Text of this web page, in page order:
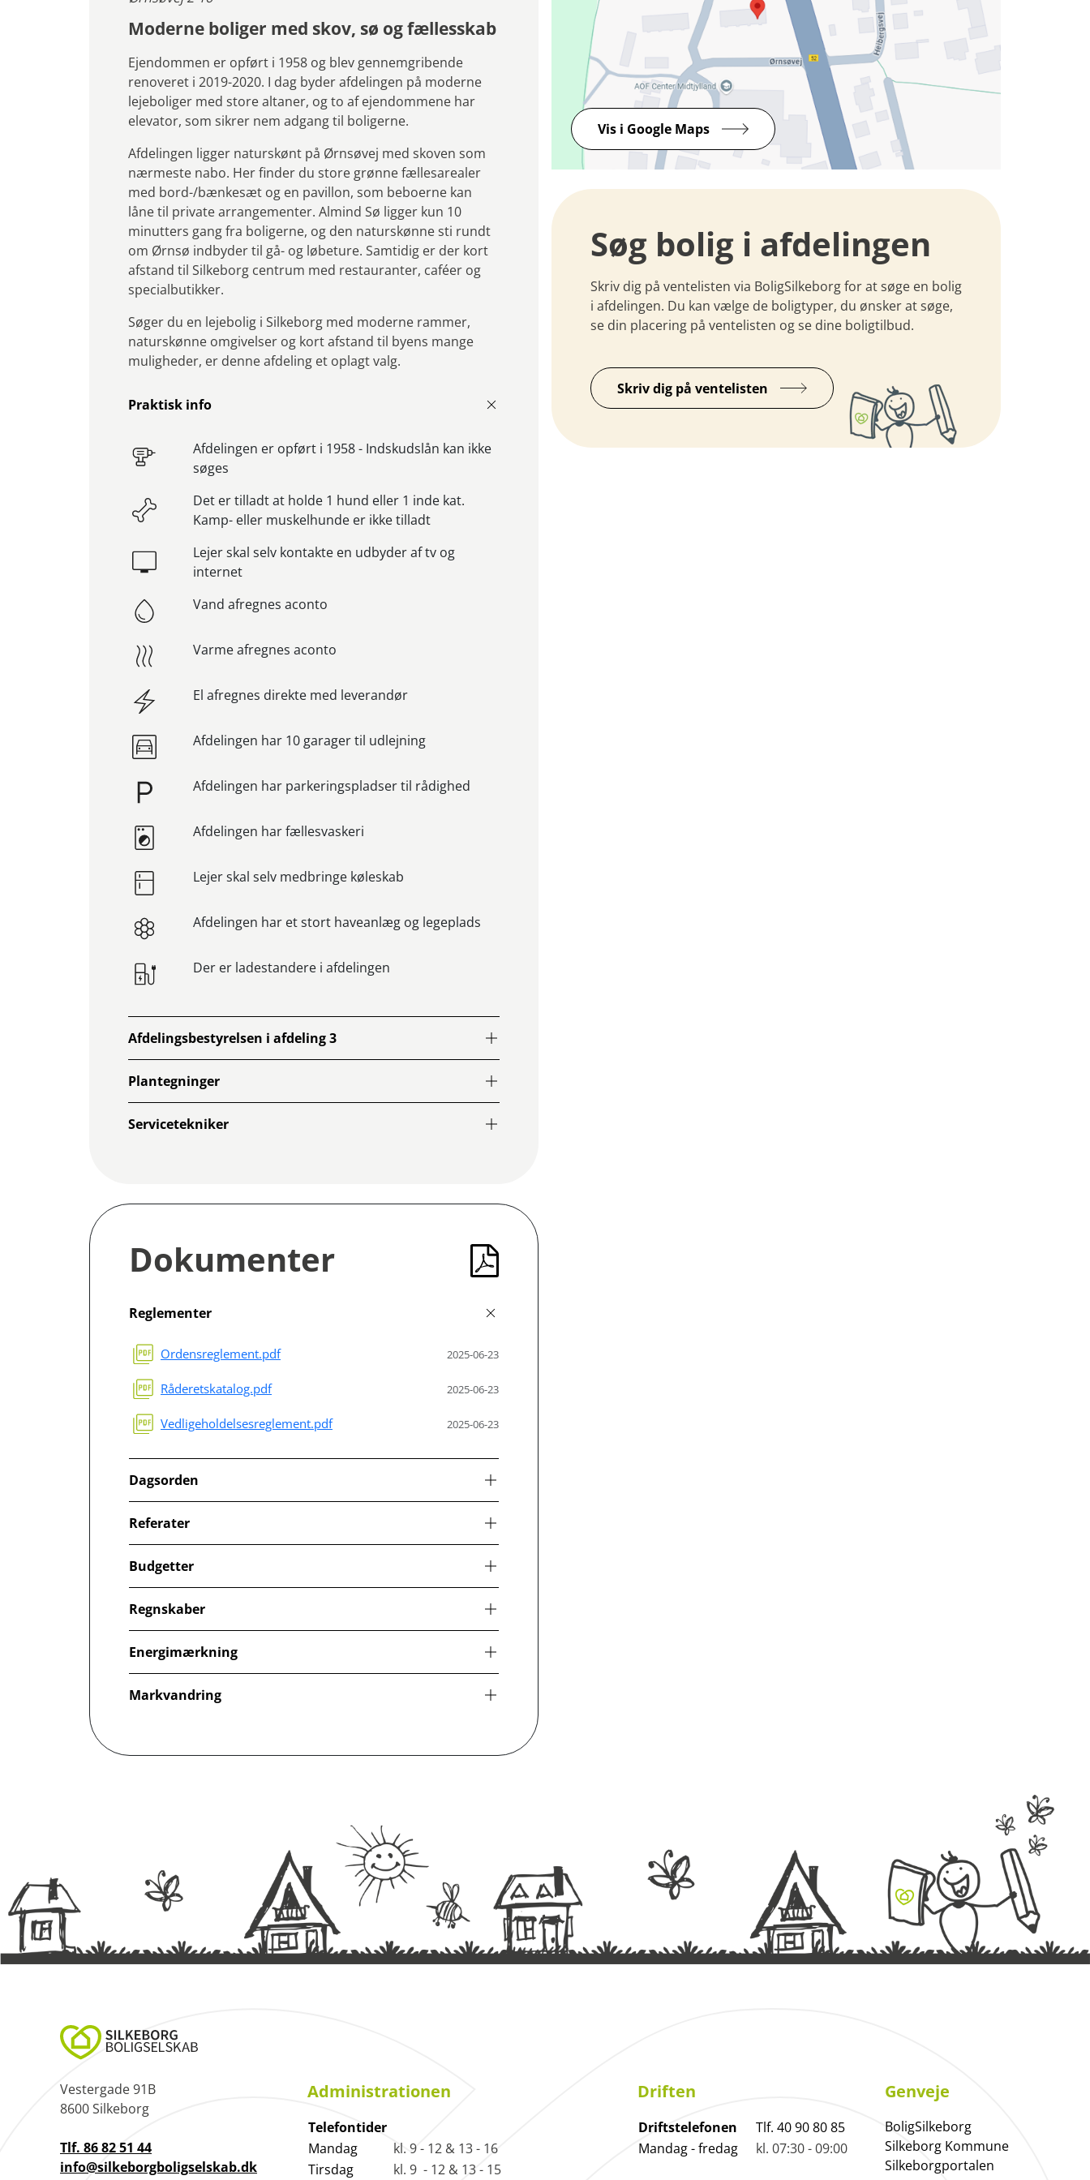
Moderne boliger med skov, sø og fællesskab
Ejendommen er opført i 1958 og blev gennemgribende
renoveret i 2019-2020. I dag byder afdelingen på moderne
lejeboliger med store altaner, og to af ejendommene har
elevator, som sikrer nem adgang til boligerne.
Afdelingen ligger naturskønt på Ørnsøvej med skoven som
nærmeste nabo. Her finder du store grønne fællesarealer
med bord-/bænkesæt og en pavillon, som beboerne kan
låne til private arrangementer. Almind Sø ligger kun 10
minutters gang fra boligerne, og den naturskønne sti rundt
om Ørnsø indbyder til gå- og løbeture. Samtidig er der kort
afstand til Silkeborg centrum med restauranter, caféer og
specialbutikker.
Søger du en lejebolig i Silkeborg med moderne rammer,
naturskønne omgivelser og kort afstand til byens mange
muligheder, er denne afdeling et oplagt valg.
Praktisk info
Afdelingen er opført i 1958 - Indskudslån kan ikke
søges
Det er tilladt at holde 1 hund eller 1 inde kat.
Kamp- eller muskelhunde er ikke tilladt
Lejer skal selv kontakte en udbyder af tv og
internet
Vand afregnes aconto
Varme afregnes aconto
El afregnes direkte med leverandør
Afdelingen har 10 garager til udlejning
Afdelingen har parkeringspladser til rådighed
Afdelingen har fællesvaskeri
Lejer skal selv medbringe køleskab
Afdelingen har et stort haveanlæg og legeplads
Der er ladestandere i afdelingen
Afdelingsbestyrelsen i afdeling 3
Plantegninger
Servicetekniker
Vis i Google Maps
Søg bolig i afdelingen
Skriv dig på ventelisten via BoligSilkeborg for at søge en bolig
i afdelingen. Du kan vælge de boligtyper, du ønsker at søge,
se din placering på ventelisten og se dine boligtilbud.
Skriv dig på ventelisten
Dokumenter
Reglementer
Ordensreglement.pdf 2025-06-23
Råderetskatalog.pdf 2025-06-23
Vedligeholdelsesreglement.pdf 2025-06-23
Dagsorden
Referater
Budgetter
Regnskaber
Energimærkning
Markvandring
Vestergade 91B
8600 Silkeborg
Tlf. 86 82 51 44
info@silkeborgboligselskab.dk
Administrationen
Telefontider
Mandag
kl. 9 - 12 & 13 - 16
Tirsdag
kl. 9 - 12 & 13 - 15
Driften
Driftstelefonen
Tlf. 40 90 80 85
Mandag - fredag
kl. 07:30 - 09:00
Genveje
BoligSilkeborg
Silkeborg Kommune
Silkeborgportalen